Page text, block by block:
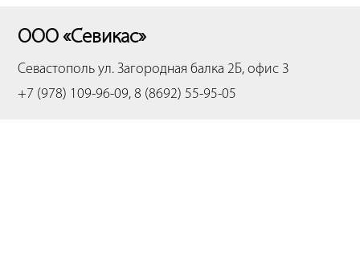
ООО «Севикас»
Севастополь ул. Загородная балка 2Б, офис 3
+7 (978) 109-96-09, 8 (8692) 55-95-05